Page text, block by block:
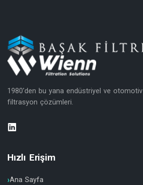
1980'den bu yana endüstriyel ve otomotiv
filtrasyon çözümleri.
Hızlı Erişim
Ana Sayfa